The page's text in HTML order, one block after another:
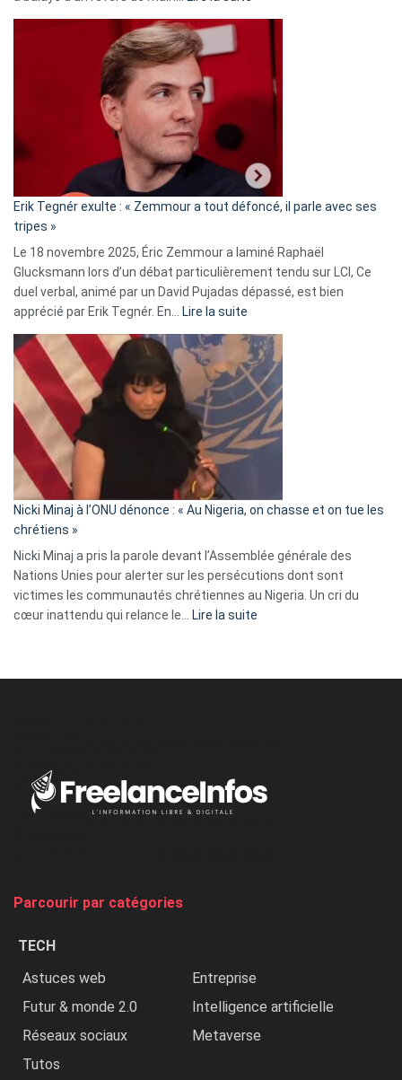
d’alliance
secrète
«
C’est
fake
news
»
Erik Tegnér exulte : « Zemmour a tout défoncé, il parle avec ses
tripes »
Le 18 novembre 2025, Éric Zemmour a laminé Raphaël
Glucksmann lors d’un débat particulièrement tendu sur LCI, Ce
duel verbal, animé par un David Pujadas dépassé, est bien
apprécié par Erik Tegnér. En… Lire la suite
Tegnér
exulte
« Zemmour
a
tout
parle
ses
tripes »
Nicki Minaj à l’ONU dénonce : « Au Nigeria, on chasse et on tue les
chrétiens »
Nicki Minaj a pris la parole devant l’Assemblée générale des
Nations Unies pour alerter sur les persécutions dont sont
victimes les communautés chrétiennes au Nigeria. Un cri du
cœur inattendu qui relance le… Lire la suite
Nigeria,
Parcourir par catégories
TECH
Astuces web
Entreprise
Futur & monde 2.0
Intelligence artificielle
Réseaux sociaux
Metaverse
Tutos